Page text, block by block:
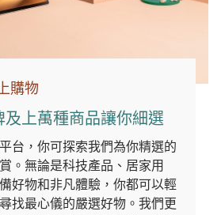
購物
及上萬種商品讓你細選
台，你可探索我們為你精選的
。無論是科技產品、居家用
好物和非凡體驗，你都可以輕
找最心儀的嚴選好物。我們更